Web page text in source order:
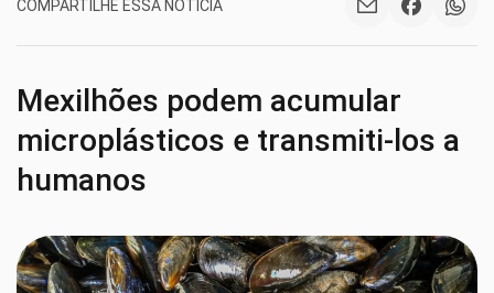
COMPARTILHE ESSA NOTÍCIA
Mexilhões podem acumular
microplásticos e transmiti-los a
humanos